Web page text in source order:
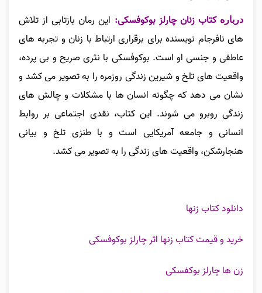
دربارهکتاب زنان چارلز بوکوفسکی: این رمان بازتابی از تلاش‌
های نافرجام نویسنده برای برقراری ارتباط با زنان و تجربه‌ های
عاطفی و جنسی او است. بوکوفسکی با نثری صریح و بی‌ پرده،
واقعیت‌ های تلخ و شیرین زندگی روزمره را به تصویر می‌ کشد و
نشان می‌ دهد که چگونه انسان‌ ها با مشکلات و چالش‌ های
زندگی روبرو می‌ شوند. این کتاب، نقدی اجتماعی بر روابط
انسانی و جامعه آمریکایی است و با طنزی تلخ و بیانی
هنجارشکن، واقعیت‌ های زندگی را به تصویر می‌ کشد.
دانلود کتاب زنها
خرید و قیمت کتاب زنها اثر چارلز بوکوفسکی
زن ها چارلز بوکفسکی